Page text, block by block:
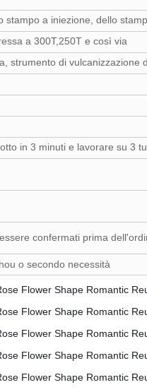
stampo a iniezione, dello
a 300T,250T e così via
strumento di
in 3 minuti e lavorare su 3
confermati prima
o secondo necessità